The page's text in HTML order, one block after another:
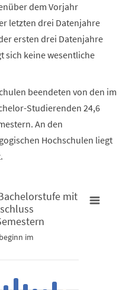
dem Vorjahr
letzten drei Datenjahre
ersten drei Datenjahre
sich keine wesentliche
beendeten von den im
Studierenden 24,6
An den
Hochschulen liegt
Studienabschluss
Luzern
auf Bachelorstufe mit
mit
im